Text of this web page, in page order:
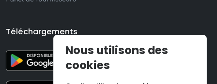
Téléchargements
Nous utilisons des
cookies